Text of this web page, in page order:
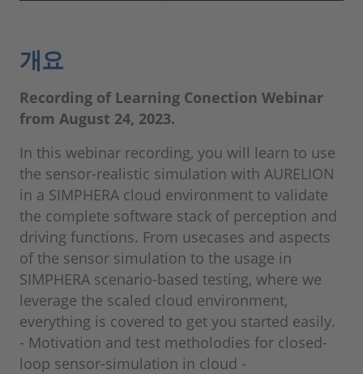
개요
Recording of Learning Conection Webinar
from August 24, 2023.
In this webinar recording, you will learn to use
the sensor-realistic simulation with AURELION
in a SIMPHERA cloud environment to validate
the complete software stack of perception and
driving functions. From usecases and aspects
of the sensor simulation to the usage in
SIMPHERA scenario-based testing, where we
leverage the scaled cloud environment,
everything is covered to get you started easily.
- Motivation and test metholodies for closed-
loop sensor-simulation in cloud -